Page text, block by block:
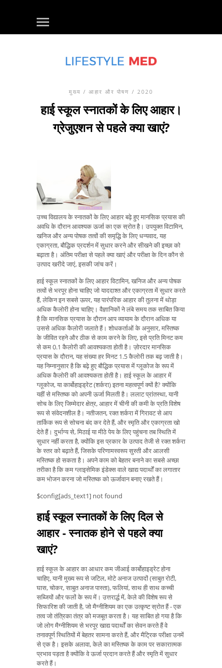
मुख्य / आहार और पोषण / 2020
हाई स्कूल स्नातकों के लिए आहार।
ग्रेजुएशन से पहले क्या खाएं?
उच्च विद्यालय के स्नातकों के लिए आहार बढ़े हुए मानसिक प्रयास की
अवधि के दौरान आवश्यक ऊर्जा का एक स्रोत है। उपयुक्त विटामिन,
खनिज और अन्य पोषक तत्वों की समृद्धि के लिए धन्यवाद, यह
एकाग्रता, बौद्धिक प्रदर्शन में सुधार करने और सीखने की इच्छा को
बढ़ाता है। अंतिम परीक्षा से पहले क्या खाएं और परीक्षा के दिन कौन से
उत्पाद खरीदे जाएं, इसकी जांच करें।
हाई स्कूल स्नातकों के लिए आहार विटामिन, खनिज और अन्य पोषक
तत्वों से भरपूर होना चाहिए जो याददाश्त और एकाग्रता में सुधार करते
हैं, लेकिन इन सबसे ऊपर, यह पारंपरिक आहार की तुलना में थोड़ा
अधिक कैलोरी होना चाहिए। वैज्ञानिकों ने लंबे समय तक साबित किया
है कि मानसिक प्रयास के दौरान आप व्यायाम के दौरान अधिक या
उससे अधिक कैलोरी जलाते हैं। शोधकर्ताओं के अनुसार, मस्तिष्क
के जीवित रहने और ठीक से काम करने के लिए, इसे प्रति मिनट कम
से कम 0.1 कैलोरी की आवश्यकता होती है। ज़ोरदार मानसिक
प्रयास के दौरान, यह संख्या हर मिनट 1.5 कैलोरी तक बढ़ जाती है।
यह निम्नानुसार है कि बढ़े हुए बौद्धिक प्रयास में ग्लूकोज के रूप में
अधिक कैलोरी की आवश्यकता होती है। हाई स्कूल के आहार में
ग्लूकोज, या कार्बोहाइड्रेट (शर्करा) इतना महत्वपूर्ण क्यों है? क्योंकि
यहीं से मस्तिष्क को अपनी ऊर्जा मिलती है। ललाट प्रांतस्था, यानी
सोच के लिए जिम्मेदार क्षेत्र, आहार में चीनी की कमी के प्रति विशेष
रूप से संवेदनशील है। नतीजतन, रक्त शर्करा में गिरावट से आप
तार्किक रूप से सोचना बंद कर देते हैं, और स्मृति और एकाग्रता खो
देते हैं। दुर्भाग्य से, मिठाई या मीठे पेय के लिए पहुंचना तब स्थिति में
सुधार नहीं करता है, क्योंकि इस प्रकार के उत्पाद तेजी से रक्त शर्करा
के स्तर को बढ़ाते हैं, जिसके परिणामस्वरूप सुस्ती और आलसी
मस्तिष्क हो सकता है। अपने काम को बेहतर बनाने का सबसे अच्छा
तरीका है कि कम ग्लाइसेमिक इंडेक्स वाले खाद्य पदार्थों का लगातार
कम भोजन करना जो मस्तिष्क को ऊर्जावान बनाए रखते हैं।
$config[ads_text1] not found
हाई स्कूल स्नातकों के लिए दिल से
आहार - स्नातक होने से पहले क्या
खाएं?
हाई स्कूल के आहार का आधार कम जीआई कार्बोहाइड्रेट होना
चाहिए, यानी मुख्य रूप से जटिल, मोटे अनाज उत्पादों (साबुत रोटी,
घास, चोकर, साबुत अनाज पास्ता), फलियां, साथ ही साथ कच्ची
सब्जियों और फलों के रूप में। उत्तरार्द्ध में, केले की विशेष रूप से
सिफारिश की जाती है, जो मैग्नीशियम का एक उत्कृष्ट स्रोत हैं - एक
तत्व जो तंत्रिका तंत्र को मजबूत करता है। यह साबित हो गया है कि
जो लोग मैग्नीशियम से भरपूर खाद्य पदार्थों का सेवन करते हैं वे
तनावपूर्ण स्थितियों में बेहतर सामना करते हैं, और मैट्रिक परीक्षा उनमें
से एक है। इसके अलावा, केले का मस्तिष्क के काम पर सकारात्मक
प्रभाव पड़ता है क्योंकि वे ऊर्जा प्रदान करते हैं और स्मृति में सुधार
करते हैं।